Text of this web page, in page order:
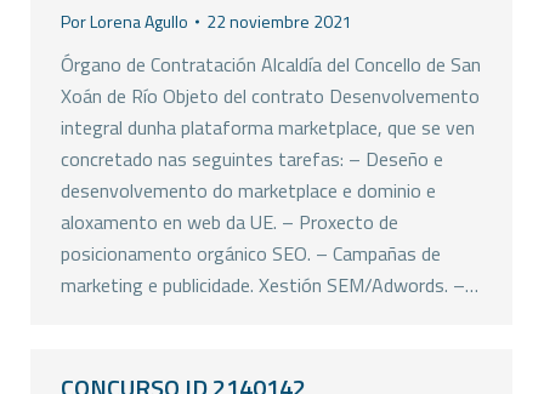
PorLorena Agullo 22 noviembre 2021
Órgano de Contratación Alcaldía del Concello de San
Xoán de Río Objeto del contrato Desenvolvemento
integral dunha plataforma marketplace, que se ven
concretado nas seguintes tarefas: – Deseño e
desenvolvemento do marketplace e dominio e
aloxamento en web da UE. – Proxecto de
posicionamento orgánico SEO. – Campañas de
marketing e publicidade. Xestión SEM/Adwords. –…